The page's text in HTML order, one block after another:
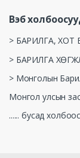
Вэб
> БАРИЛГА,
> БАРИЛГА
> Монголын
Монгол улсын
...... бусад холбоос